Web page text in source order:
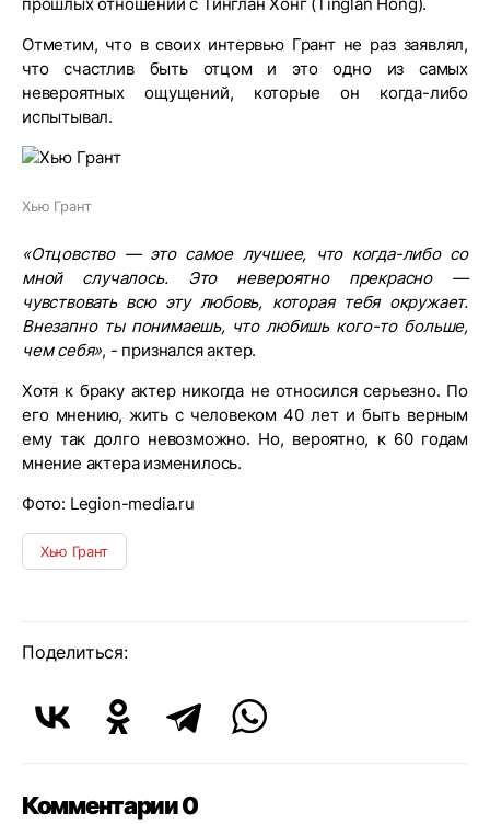
Отметим, что в своих интервью Грант не раз заявлял,
что счастлив быть отцом и это одно из самых
невероятных ощущений, которые он когда-либо
испытывал.
Хью Грант
«Отцовство — это самое лучшее, что когда-либо со
мной случалось. Это невероятно прекрасно —
чувствовать всю эту любовь, которая тебя окружает.
Внезапно ты понимаешь, что любишь кого-то больше,
чем себя», - признался актер.
Хотя к браку актер никогда не относился серьезно. По
его мнению, жить с человеком 40 лет и быть верным
ему так долго невозможно. Но, вероятно, к 60 годам
мнение актера изменилось.
Фото: Legion-media.ru
Хью Грант
Поделиться:
Комментарии 0